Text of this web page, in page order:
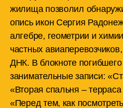
жилища позволил
опись икон Сергия
алгебре, геометрии и
частных
ДНК. В блокноте
занимательные записи:
«Вторая спальня –
«Перед тем, как